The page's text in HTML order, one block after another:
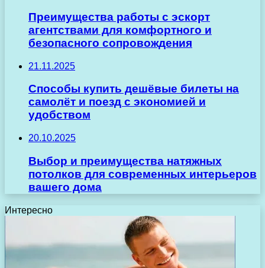
Преимущества работы с эскорт
агентствами для комфортного и
безопасного сопровождения
21.11.2025
Способы купить дешёвые билеты на
самолёт и поезд с экономией и
удобством
20.10.2025
Выбор и преимущества натяжных
потолков для современных интерьеров
вашего дома
Интересно